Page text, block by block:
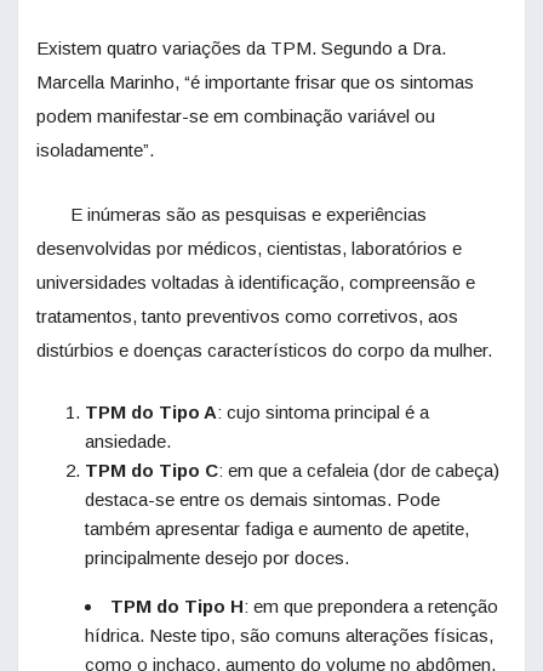
Existem quatro variações da TPM. Segundo a Dra.
Marcella Marinho, “é importante frisar que os sintomas
podem manifestar-se em combinação variável ou
isoladamente”.
E inúmeras são as pesquisas e experiências
desenvolvidas por médicos, cientistas, laboratórios e
universidades voltadas à identificação, compreensão e
tratamentos, tanto preventivos como corretivos, aos
distúrbios e doenças característicos do corpo da mulher.
TPM do Tipo A: cujo sintoma principal é a
ansiedade.
TPM do Tipo C: em que a cefaleia (dor de cabeça)
destaca-se entre os demais sintomas. Pode
também apresentar fadiga e aumento de apetite,
principalmente desejo por doces.
TPM do Tipo H: em que prepondera a retenção
hídrica. Neste tipo, são comuns alterações físicas,
como o inchaço, aumento do volume no abdômen,